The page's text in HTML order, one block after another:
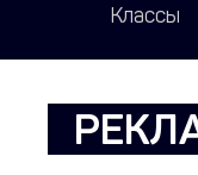
Классы